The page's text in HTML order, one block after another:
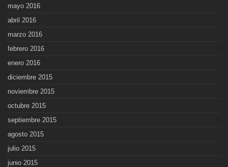
mayo 2016
abril 2016
marzo 2016
febrero 2016
enero 2016
diciembre 2015
noviembre 2015
octubre 2015
septiembre 2015
agosto 2015
julio 2015
junio 2015